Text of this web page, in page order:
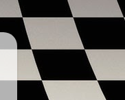
WEBSITE